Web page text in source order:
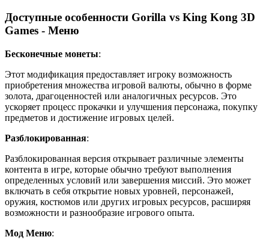
Доступные особенности Gorilla vs King Kong 3D
Games - Меню
Бесконечные монеты:
Этот модификация предоставляет игроку возможность
приобретения множества игровой валюты, обычно в форме
золота, драгоценностей или аналогичных ресурсов. Это
ускоряет процесс прокачки и улучшения персонажа, покупку
предметов и достижение игровых целей.
Разблокированная:
Разблокированная версия открывает различные элементы
контента в игре, которые обычно требуют выполнения
определенных условий или завершения миссий. Это может
включать в себя открытие новых уровней, персонажей,
оружия, костюмов или других игровых ресурсов, расширяя
возможности и разнообразие игрового опыта.
Мод Меню: